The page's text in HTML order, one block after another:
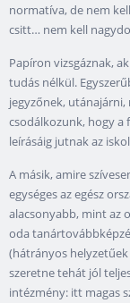
normatíva, de nem
csitt… nem kell
Papíron vizsgáznak,
tudás nélkül.
jegyzőnek,
csodálkozunk, hogy a
leírásáig jutnak az
A másik, amire
egységes az egész
alacsonyabb, mint az
oda
(hátrányos
szeretne tehát jól
intézmény: itt magas